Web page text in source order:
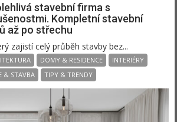
stavební firma s
Kompletní stavební
až po střechu
zajistí celý průběh stavby bez...
DOMY & RESIDENCE
INTERIÉRY
& STAVBA TIPY & TRENDY